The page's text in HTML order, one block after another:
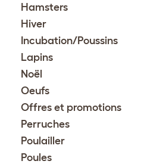
Hamsters
Hiver
Incubation/Poussins
Lapins
Noël
Oeufs
Offres et promotions
Perruches
Poulailler
Poules